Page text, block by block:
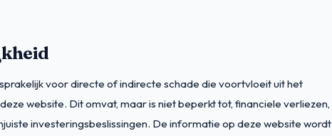
voor directe of indirecte schade die voortvloeit uit het
website. Dit omvat, maar is niet beperkt tot, financiele verliezen,
investeringsbeslissingen. De informatie op deze website wordt